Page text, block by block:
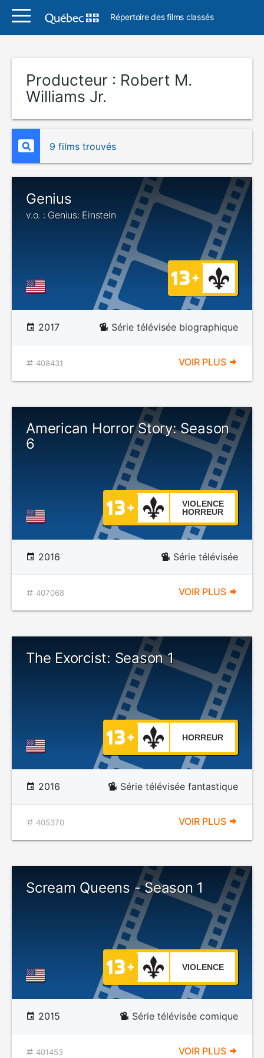
Répertoire des films classés
Producteur : Robert M.
Williams Jr.
9 films trouvés
Genius
v.o. : Genius: Einstein
2017 Série télévisée biographique
408431 VOIR PLUS
American Horror Story: Season
6
VIOLENCE
HORREUR
2016 Série télévisée
407068 VOIR PLUS
The Exorcist: Season 1
HORREUR
2016 Série télévisée fantastique
405370 VOIR PLUS
Scream Queens - Season 1
VIOLENCE
2015 Série télévisée comique
401453 VOIR PLUS